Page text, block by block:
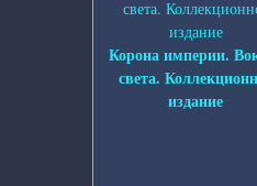
Корона империи.
света.
издание